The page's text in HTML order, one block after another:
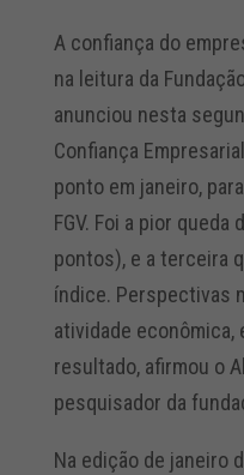
A confiança do
na leitura da
anunciou nesta
Confiança
ponto em janeiro,
FGV. Foi a pior
pontos), e a terceira
índice. Perspectivas
atividade econômica,
resultado, afirmou o
pesquisador da
Na edição de janeiro